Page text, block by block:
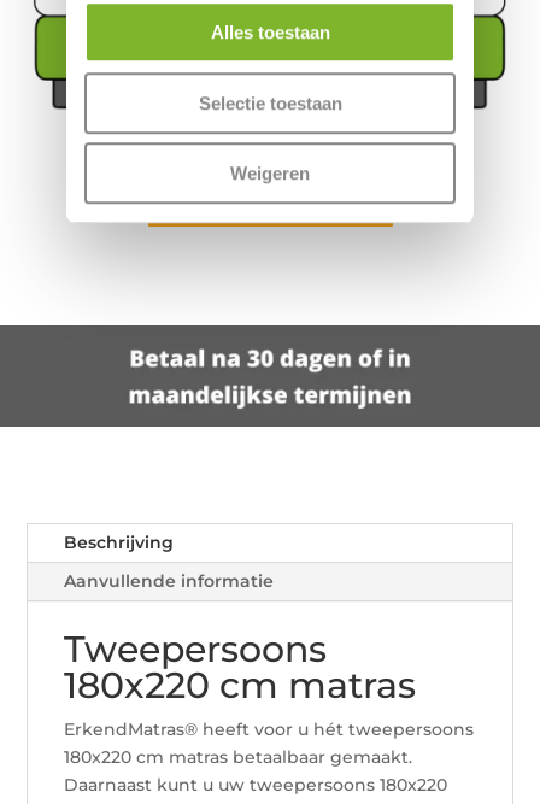
Alles toestaan
Selectie toestaan
Weigeren
Meer informatie
Beschrijving
Aanvullende informatie
Tweepersoons
180x220 cm matras
ErkendMatras® heeft voor u hét tweepersoons
180x220 cm matras betaalbaar gemaakt.
Daarnaast kunt u uw tweepersoons 180x220